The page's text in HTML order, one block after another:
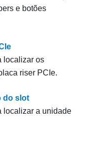
e botões
localizar os
riser PCIe.
do slot
localizar a unidade